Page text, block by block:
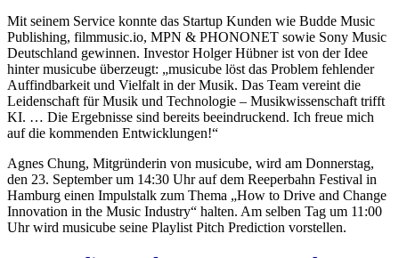
Mit seinem Service konnte das Startup Kunden wie Budde Music
Publishing, filmmusic.io, MPN & PHONONET sowie Sony Music
Deutschland gewinnen. Investor Holger Hübner ist von der Idee
hinter musicube überzeugt: „musicube löst das Problem fehlender
Auffindbarkeit und Vielfalt in der Musik. Das Team vereint die
Leidenschaft für Musik und Technologie – Musikwissenschaft trifft
KI. … Die Ergebnisse sind bereits beeindruckend. Ich freue mich
auf die kommenden Entwicklungen!“
Agnes Chung, Mitgründerin von musicube, wird am Donnerstag,
den 23. September um 14:30 Uhr auf dem Reeperbahn Festival in
Hamburg einen Impulstalk zum Thema „How to Drive and Change
Innovation in the Music Industry“ halten. Am selben Tag um 11:00
Uhr wird musicube seine Playlist Pitch Prediction vorstellen.